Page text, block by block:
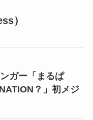
）
ガー「まるぱ
？」初メジ